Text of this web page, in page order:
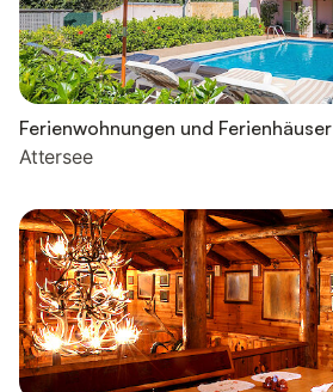
Ferienwohnungen und Ferienhäuser
Attersee